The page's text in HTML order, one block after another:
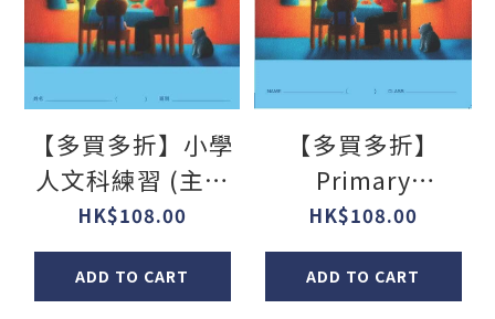
【多買多折】小學
人文科練習 (主題
版) P1
HK$108.00
ADD TO CART
【多買多折】
Primary
Humanities
(Topical) P1
HK$108.00
ADD TO CART